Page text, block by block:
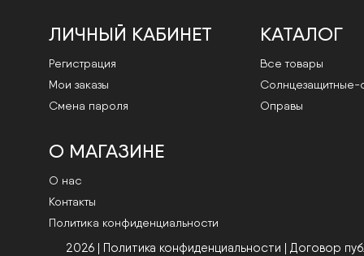
ЛИЧНЫЙ КАБИНЕТ
Регистрация
Мои заказы
Смена пароля
КАТАЛОГ
Все товары
Cолнцезащитные-
Оправы
О МАГАЗИНЕ
О нас
Контакты
Политика конфиденциальности
2026 | Политика конфиденциальности | Договор